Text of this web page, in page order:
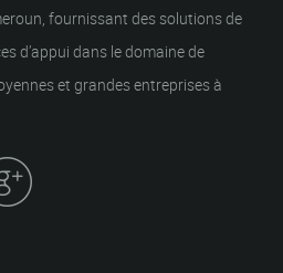
fournissant des solutions de
d’appui dans le domaine de
et grandes entreprises à